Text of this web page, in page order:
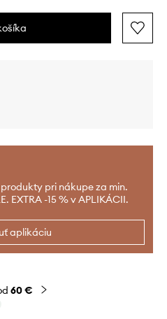
pri nákupe za min.
EXTRA -15 % v APLIKÁCII.
aplikáciu
60 €